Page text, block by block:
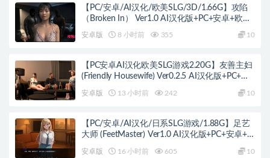
【PC/安卓/AI汉化/欧美SLG/3D/1.66G】攻陷
（Broken In） Ver1.0 AI汉化版+PC+安卓+欧美
SLG游戏+1.66G
安卓版 8 小时前 355 10
【PC安卓AI汉化欧美SLG游戏2.20G】友善主妇
(Friendly Housewife) Ver0.2.5 AI汉化版+PC+安
安卓版 13 小时前 242 10
【PC/安卓/AI汉化/日系SLG游戏/1.88G】足艺
大师 (FeetMaster) Ver1.0 AI汉化版+PC+安卓+日
安卓版 16 小时前 605 10